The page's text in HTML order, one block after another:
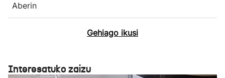
Aberin
Gehiago ikusi
Interesatuko zaizu